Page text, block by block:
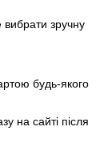
зручну
будь-якого
на сайті після